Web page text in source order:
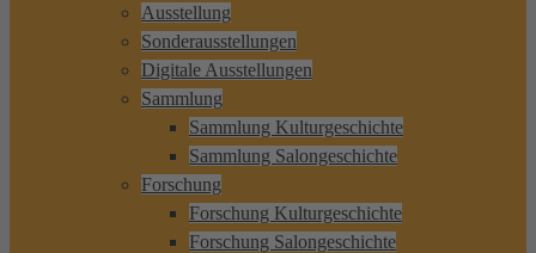
Ausstellung
Sonderausstellungen
Digitale Ausstellungen
Sammlung
Sammlung Kulturgeschichte
Sammlung Salongeschichte
Forschung
Forschung Kulturgeschichte
Forschung Salongeschichte